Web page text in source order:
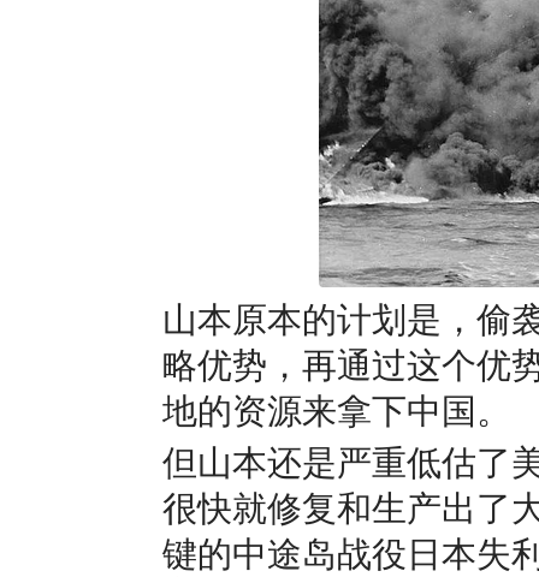
山本原本的计划是，偷
略优势，再通过这个优
地的资源来拿下中国。
但山本还是严重低估了
很快就修复和生产出了
键的中途岛战役日本失